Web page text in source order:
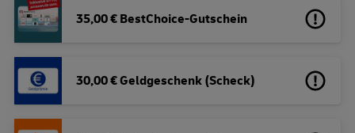
35,00 € BestChoice-Gutschein
30,00 € Geldgeschenk (Scheck)